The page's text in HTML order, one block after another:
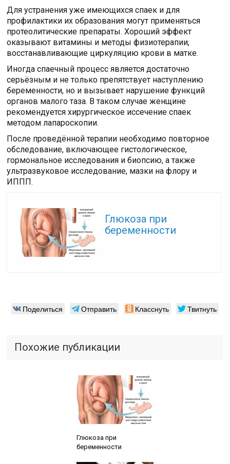
Для устранения уже имеющихся спаек и для
профилактики их образования могут применяться
протеолитические препараты. Хороший эффект
оказывают витамины и методы физиотерапии,
восстанавливающие циркуляцию крови в матке.
Иногда спаечный процесс является достаточно
серьёзным и не только препятствует наступлению
беременности, но и вызывает нарушение функций
органов малого таза. В таком случае женщине
рекомендуется хирургическое иссечение спаек
методом лапароскопии.
После проведённой терапии необходимо повторное
обследование, включающее гистологическое,
гормональное исследования и биопсию, а также
ультразвуковое исследование, мазки на флору и
ИППП.
Глюкоза при
беременности
Поделиться Отправить Класснуть Твитнуть
Похожие публикации
Глюкоза при
беременности